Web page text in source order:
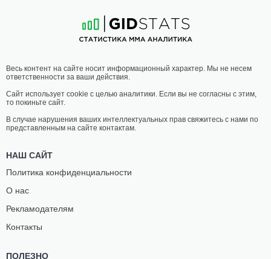
Весь контент на сайте носит информационный характер. Мы не несем
ответственности за ваши действия.
Сайт использует cookie с целью аналитики. Если вы не согласны с этим,
то покиньте сайт.
В случае нарушения ваших интеллектуальных прав свяжитесь с нами по
представленным на сайте контактам.
НАШ САЙТ
Политика конфиденциальности
О нас
Рекламодателям
Контакты
ПОЛЕЗНО